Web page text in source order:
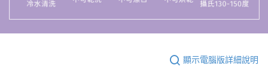
顯示電腦版詳細說明